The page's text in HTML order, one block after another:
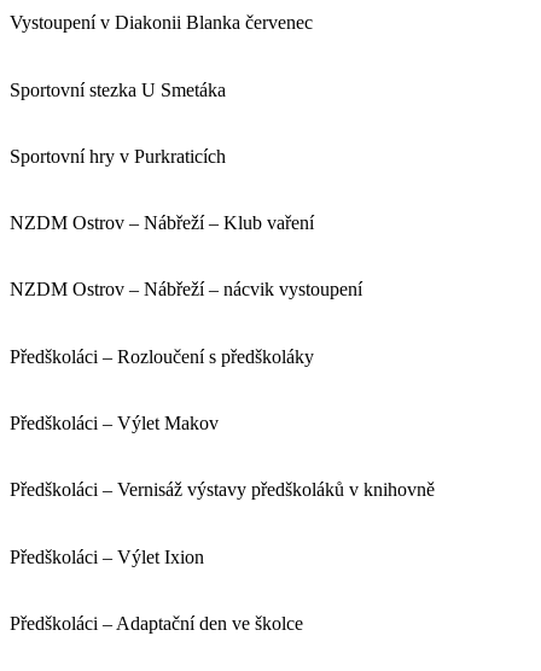
Vystoupení v Diakonii Blanka červenec
Sportovní stezka U Smetáka
Sportovní hry v Purkraticích
NZDM Ostrov – Nábřeží – Klub vaření
NZDM Ostrov – Nábřeží – nácvik vystoupení
Předškoláci – Rozloučení s předškoláky
Předškoláci – Výlet Makov
Předškoláci – Vernisáž výstavy předškoláků v knihovně
Předškoláci – Výlet Ixion
Předškoláci – Adaptační den ve školce